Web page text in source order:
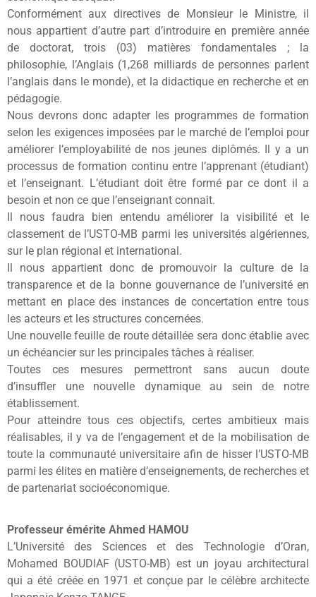
Conformément aux directives de Monsieur le Ministre, il
nous appartient d’autre part d’introduire en première année
de doctorat, trois (03) matières fondamentales ; la
philosophie, l’Anglais (1,268 milliards de personnes parlent
l’anglais dans le monde), et la didactique en recherche et en
pédagogie.
Nous devrons donc adapter les programmes de formation
selon les exigences imposées par le marché de l’emploi pour
améliorer l’employabilité de nos jeunes diplômés. Il y a un
processus de formation continu entre l’apprenant (étudiant)
et l’enseignant. L’étudiant doit être formé par ce dont il a
besoin et non ce que l’enseignant connait.
Il nous faudra bien entendu améliorer la visibilité et le
classement de l’USTO-MB parmi les universités algériennes,
sur le plan régional et international.
Il nous appartient donc de promouvoir la culture de la
transparence et de la bonne gouvernance de l’université en
mettant en place des instances de concertation entre tous
les acteurs et les structures concernées.
Une nouvelle feuille de route détaillée sera donc établie avec
un échéancier sur les principales tâches à réaliser.
Toutes ces mesures permettront sans aucun doute
d’insuffler une nouvelle dynamique au sein de notre
établissement.
Pour atteindre tous ces objectifs, certes ambitieux mais
réalisables, il y va de l’engagement et de la mobilisation de
toute la communauté universitaire afin de hisser l’USTO-MB
parmi les élites en matière d’enseignements, de recherches et
de partenariat socioéconomique.
Professeur émérite Ahmed HAMOU
L’Université des Sciences et des Technologie d’Oran,
Mohamed BOUDIAF (USTO-MB) est un joyau architectural
qui a été créée en 1971 et conçue par le célèbre architecte